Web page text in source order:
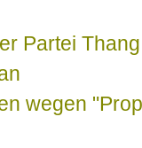
Partei
wegen